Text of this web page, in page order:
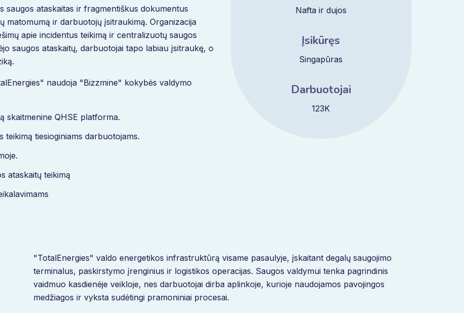
saugos ataskaitas ir fragmentiškus dokumentus
matomumą ir darbuotojų įsitraukimą. Organizacija
apie incidentus teikimą ir centralizuotų saugos
saugos ataskaitų, darbuotojai tapo labiau įsitraukę, o
naudoja "Bizzmine" kokybės valdymo
skaitmenine QHSE platforma.
tiesioginiams darbuotojams.
ataskaitų teikimą
Nafta ir dujos
Įsikūręs
Singapūras
Darbuotojai
123K
"TotalEnergies" valdo energetikos infrastruktūrą visame pasaulyje, įskaitant degalų saugojimo
terminalus, paskirstymo įrenginius ir logistikos operacijas. Saugos valdymui tenka pagrindinis
vaidmuo kasdienėje veikloje, nes darbuotojai dirba aplinkoje, kurioje naudojamos pavojingos
medžiagos ir vyksta sudėtingi pramoniniai procesai.